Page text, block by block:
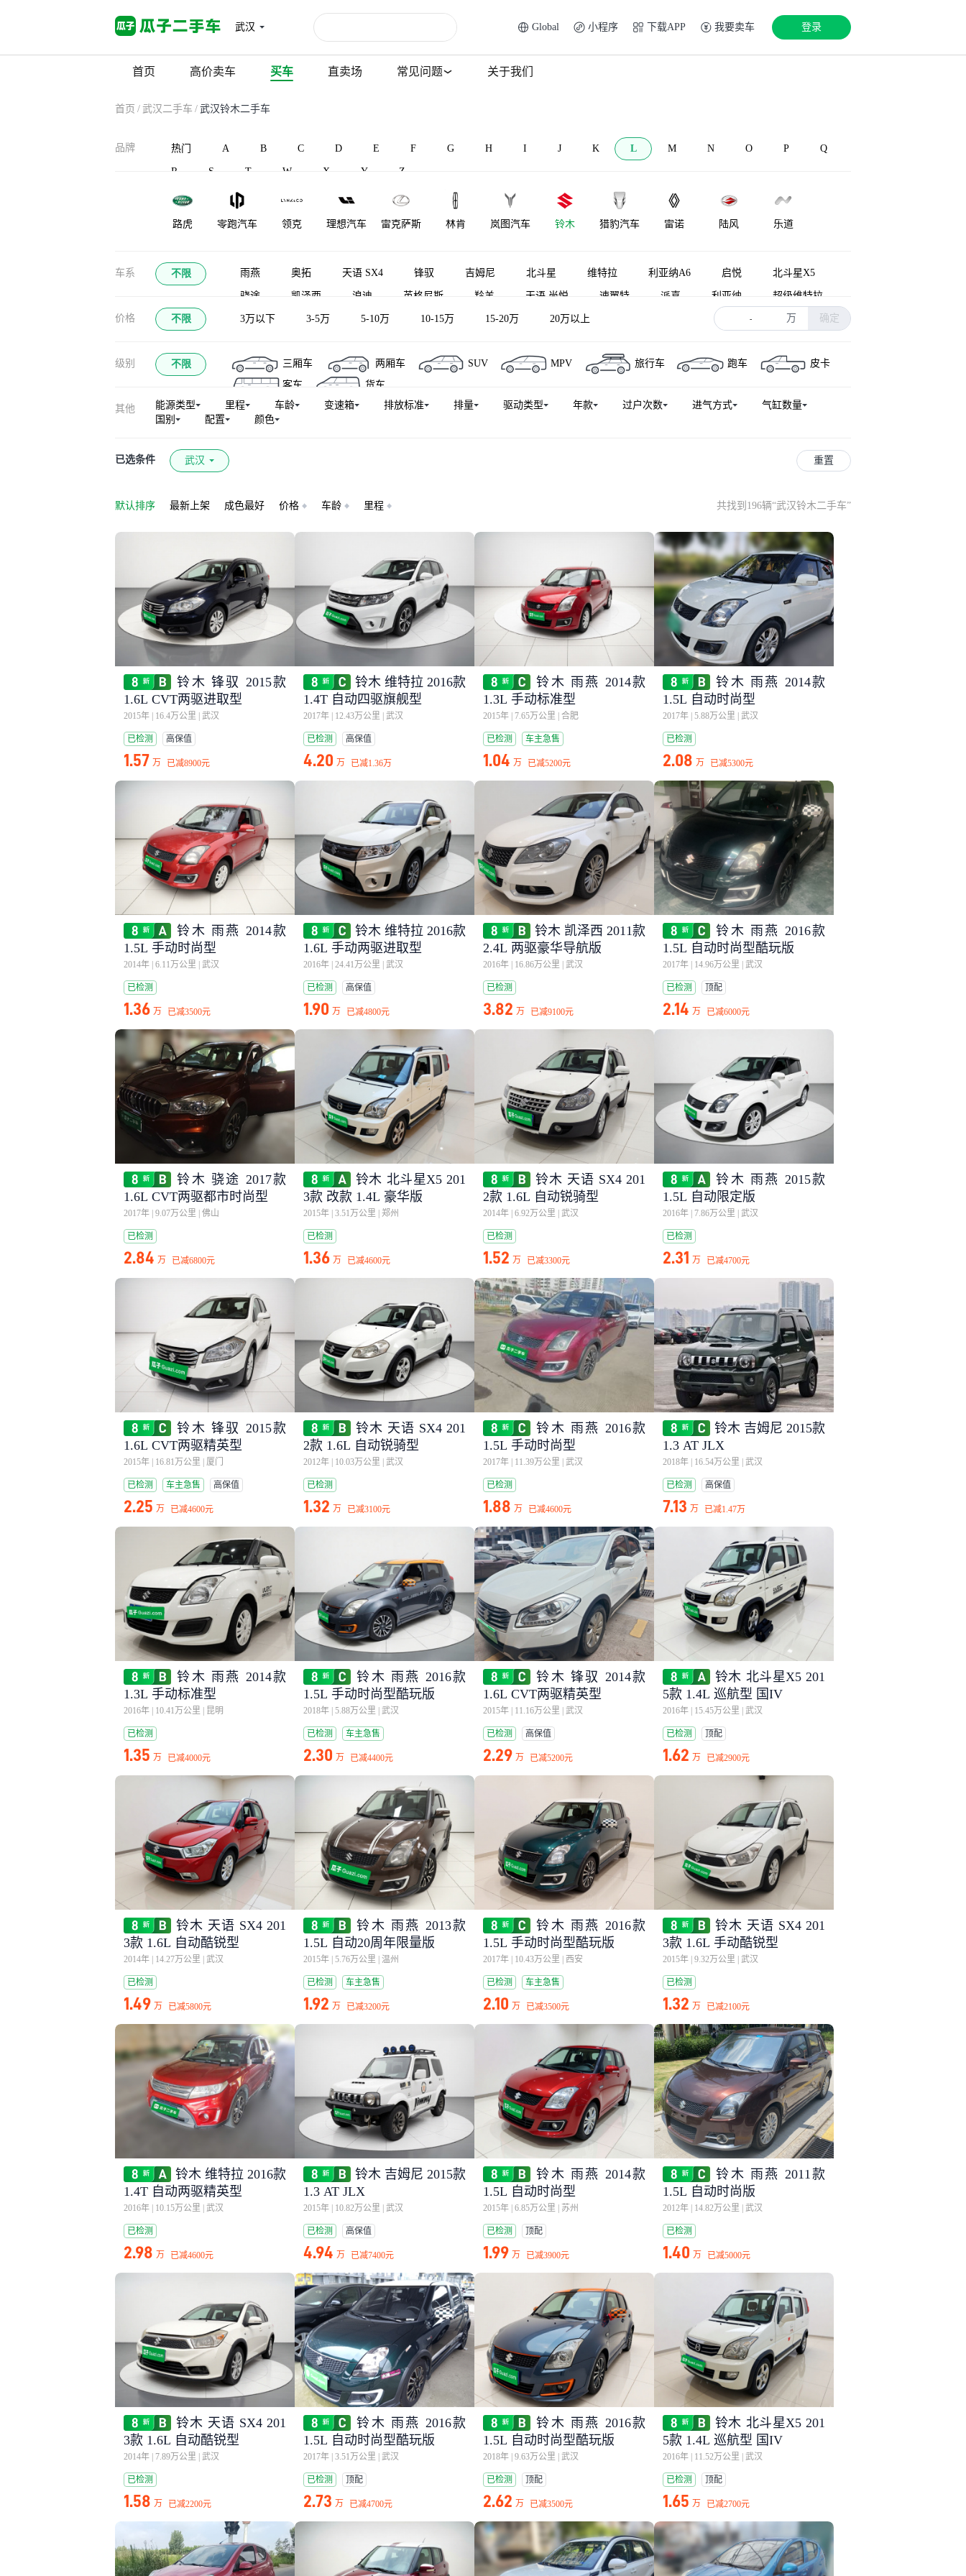
武汉 Global 小程序 下载APP 我要卖车 登录
首页 高价卖车 买车 直卖场 常见问题 关于我们
首页 / 武汉二手车 / 武汉铃木二手车
品牌 热门 A B C D E F G H I J K L M N O P Q
R S T W X Y Z
路虎 零跑汽车 领克 理想汽车 雷克萨斯 林肯 岚图汽车 铃木 猎豹汽车 雷诺 陆风 乐道
凌宝汽车 蓝电 灵悉 莲花跑车 菱势汽车 理念 雷达汽车 莲花汽车 力帆汽车 LEVC 兰博基尼 Lorinser
龙程汽车
MOTORS
车系 不限 雨燕 奥拓 天语 SX4 锋驭 吉姆尼 北斗星 维特拉 利亚纳A6 启悦 北斗星X5
骁途 凯泽西 浪迪 英格尼斯 羚羊 天语 尚悦 速翼特 派喜 利亚纳 超级维特拉
价格 不限 3万以下 3-5万 5-10万 10-15万 15-20万 20万以上 - 万 确定
级别 不限 三厢车 两厢车 SUV MPV 旅行车 跑车
皮卡
客车
货车
其他 能源类型 里程 车龄 变速箱 排放标准 排量 驱动类型 年款 过户次数 进气方式
气缸数量
国别
配置 颜色
已选条件 武汉 重置
默认排序 最新上架 成色最好 价格 车龄 里程 共找到196辆“武汉铃木二手车”
铃木 锋驭 2015款
1.6L CVT两驱进取型
2015年 16.4万公里 武汉
已检测 高保值
1.57 万 已减8900元
铃木 维特拉 2016款
1.4T 自动四驱旗舰型
2017年 12.43万公里 武汉
已检测 高保值
4.20 万 已减1.36万
铃木 雨燕 2014款
1.3L 手动标准型
2015年 7.65万公里 合肥
已检测 车主急售
1.04 万 已减5200元
铃木 雨燕 2014款
1.5L 自动时尚型
2017年 5.88万公里 武汉
已检测
2.08 万 已减5300元
铃木 雨燕 2014款
1.5L 手动时尚型
2014年 6.11万公里 武汉
已检测
1.36 万 已减3500元
铃木 维特拉 2016款
1.6L 手动两驱进取型
2016年 24.41万公里 武汉
已检测 高保值
1.90 万 已减4800元
铃木 凯泽西 2011款
2.4L 两驱豪华导航版
2016年 16.86万公里 武汉
已检测
3.82 万 已减9100元
铃木 雨燕 2016款
1.5L 自动时尚型酷玩版
2017年 14.96万公里 武汉
已检测 顶配
2.14 万 已减6000元
铃木 骁途 2017款
1.6L CVT两驱都市时尚型
2017年 9.07万公里 佛山
已检测
2.84 万 已减6800元
铃木 北斗星X5 201
3款 改款 1.4L 豪华版
2015年 3.51万公里 郑州
已检测
1.36 万 已减4600元
铃木 天语 SX4 201
2款 1.6L 自动锐骑型
2014年 6.92万公里 武汉
已检测
1.52 万 已减3300元
铃木 雨燕 2015款
1.5L 自动限定版
2016年 7.86万公里 武汉
已检测
2.31 万 已减4700元
铃木 锋驭 2015款
1.6L CVT两驱精英型
2015年 16.81万公里 厦门
已检测 车主急售 高保值
2.25 万 已减4600元
铃木 天语 SX4 201
2款 1.6L 自动锐骑型
2012年 10.03万公里 武汉
已检测
1.32 万 已减3100元
铃木 雨燕 2016款
1.5L 手动时尚型
2017年 11.39万公里 武汉
已检测
1.88 万 已减4600元
铃木 吉姆尼 2015款
1.3 AT JLX
2018年 16.54万公里 武汉
已检测 高保值
7.13 万 已减1.47万
铃木 雨燕 2014款
1.3L 手动标准型
2016年 10.41万公里 昆明
已检测
1.35 万 已减4000元
铃木 雨燕 2016款
1.5L 手动时尚型酷玩版
2018年 5.88万公里 武汉
已检测 车主急售
2.30 万 已减4400元
铃木 锋驭 2014款
1.6L CVT两驱精英型
2015年 11.16万公里 武汉
已检测 高保值
2.29 万 已减5200元
铃木 北斗星X5 201
5款 1.4L 巡航型 国IV
2016年 15.45万公里 武汉
已检测 顶配
1.62 万 已减2900元
铃木 天语 SX4 201
3款 1.6L 自动酷锐型
2014年 14.27万公里 武汉
已检测
1.49 万 已减5800元
铃木 雨燕 2013款
1.5L 自动20周年限量版
2015年 5.76万公里 温州
已检测 车主急售
1.92 万 已减3200元
铃木 雨燕 2016款
1.5L 手动时尚型酷玩版
2017年 10.43万公里 西安
已检测 车主急售
2.10 万 已减3500元
铃木 天语 SX4 201
3款 1.6L 手动酷锐型
2015年 9.32万公里 武汉
已检测
1.32 万 已减2100元
铃木 维特拉 2016款
1.4T 自动两驱精英型
2016年 10.15万公里 武汉
已检测
2.98 万 已减4600元
铃木 吉姆尼 2015款
1.3 AT JLX
2015年 10.82万公里 武汉
已检测 高保值
4.94 万 已减7400元
铃木 雨燕 2014款
1.5L 自动时尚型
2015年 6.85万公里 苏州
已检测 顶配
1.99 万 已减3900元
铃木 雨燕 2011款
1.5L 自动时尚版
2012年 14.82万公里 武汉
已检测
1.40 万 已减5000元
铃木 天语 SX4 201
3款 1.6L 自动酷锐型
2014年 7.89万公里 武汉
已检测
1.58 万 已减2200元
铃木 雨燕 2016款
1.5L 自动时尚型酷玩版
2017年 3.51万公里 武汉
已检测 顶配
2.73 万 已减4700元
铃木 雨燕 2016款
1.5L 自动时尚型酷玩版
2018年 9.63万公里 武汉
已检测 顶配
2.62 万 已减3500元
铃木 北斗星X5 201
5款 1.4L 巡航型 国IV
2016年 11.52万公里 武汉
已检测 顶配
1.65 万 已减2700元